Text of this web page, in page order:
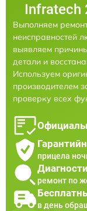
Выполняем
неисправностей
выявляем
детали и
Используем
производителем
проверку всех
прицела
ремонт по
в день